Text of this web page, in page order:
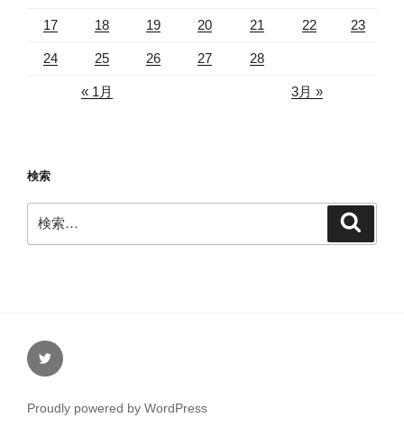
17 18 19 20 21 22 23
24 25 26 27 28
« 1月 3月 »
検索
索:
Twitter
Proudly powered by WordPress